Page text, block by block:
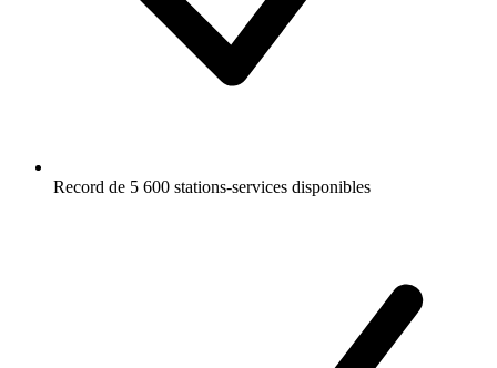
Record de 5 600 stations-services disponibles